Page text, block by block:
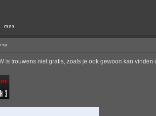
is trouwens niet gratis, zoals je ook gewoon kan